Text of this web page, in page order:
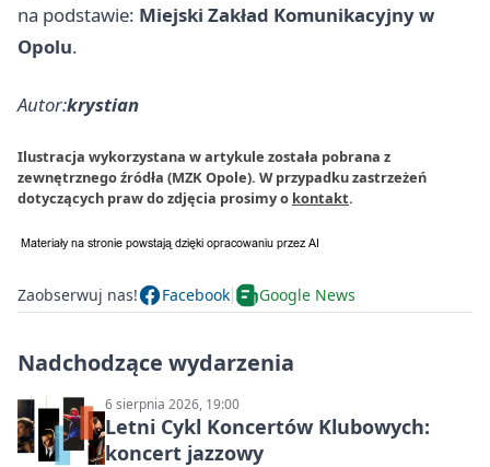
na podstawie: Miejski Zakład Komunikacyjny w
Opolu.
Autor:krystian
Ilustracja wykorzystana w artykule została pobrana z
zewnętrznego źródła (MZK Opole). W przypadku zastrzeżeń
dotyczących praw do zdjęcia prosimy o kontakt.
Zaobserwuj nas! Facebook Google News
Nadchodzące wydarzenia
6 sierpnia 2026, 19:00
Letni Cykl Koncertów Klubowych:
koncert jazzowy